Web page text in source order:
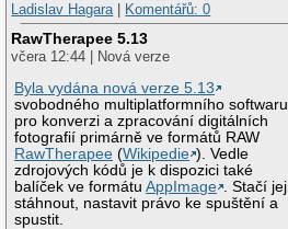
Ladislav Hagara| Komentářů: 0
RawTherapee 5.13
včera 12:44 | Nová verze
Byla vydána nová verze 5.13
svobodného multiplatformního softwaru
pro konverzi a zpracování digitálních
fotografií primárně ve formátů RAW
RawTherapee (Wikipedie ). Vedle
zdrojových kódů je k dispozici také
balíček ve formátuAppImage
. Stačí jej
stáhnout, nastavit právo ke spuštění a
spustit.